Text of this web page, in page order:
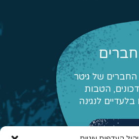
חברים
החברים של גיטר
הטבות
לנגינה